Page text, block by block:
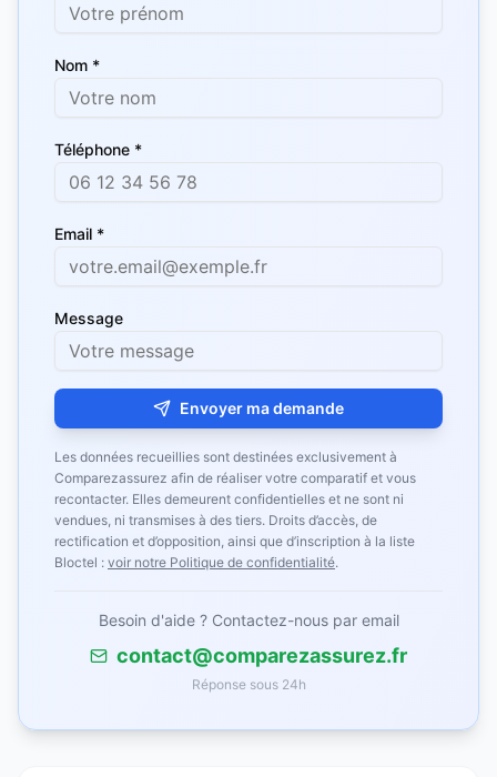
Nom *
Téléphone *
Email *
Message
Envoyer ma demande
Les données recueillies sont destinées exclusivement à
Comparezassurez afin de réaliser votre comparatif et vous
recontacter. Elles demeurent confidentielles et ne sont ni
vendues, ni transmises à des tiers. Droits d’accès, de
rectification et d’opposition, ainsi que d’inscription à la liste
Bloctel : voir notre Politique de confidentialité.
Besoin d'aide ? Contactez-nous par email
contact@comparezassurez.fr
Réponse sous 24h